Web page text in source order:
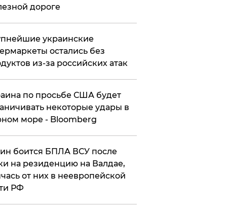
дороге
украинские
остались без
из-за российских атак
по просьбе США будет
некоторые удары в
море - Bloomberg
боится БПЛА ВСУ после
на резиденцию на Валдае,
от них в неевропейской
РФ